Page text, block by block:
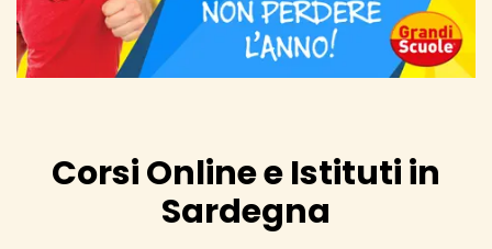
Corsi Online e Istituti in
Sardegna